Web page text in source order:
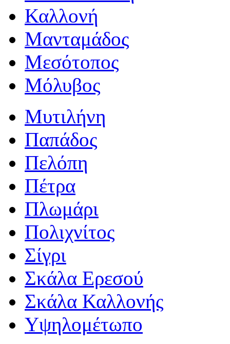
Καλλονή
Μανταμάδος
Μεσότοπος
Μόλυβος
Μυτιλήνη
Παπάδος
Πελόπη
Πέτρα
Πλωμάρι
Πολιχνίτος
Σίγρι
Σκάλα Ερεσού
Σκάλα Καλλονής
Υψηλομέτωπο